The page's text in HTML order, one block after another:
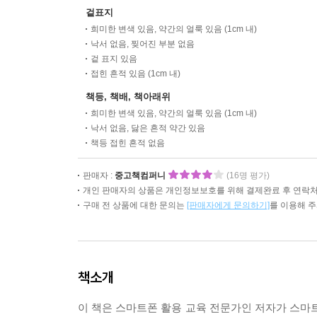
겉표지
희미한 변색 있음, 약간의 얼룩 있음 (1cm 내)
낙서 없음, 찢어진 부분 없음
겉 표지 있음
접힌 흔적 있음 (1cm 내)
책등, 책배, 책아래위
희미한 변색 있음, 약간의 얼룩 있음 (1cm 내)
낙서 없음, 닳은 흔적 약간 있음
책등 접힌 흔적 없음
판매자 : 중고책컴퍼니
(16명 평가)
개인 판매자의 상품은 개인정보보호를 위해 결제완료 후 연락
구매 전 상품에 대한 문의는 [판매자에게 문의하기]를 이용해
책소개
이 책은 스마트폰 활용 교육 전문가인 저자가 스